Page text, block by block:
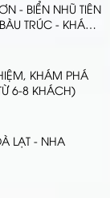
- BIỂN NHŨ TIÊN
TRÚC - KHÁM
4 SA
KHÁM PHÁ
6-8 KHÁCH)
LẠT - NHA